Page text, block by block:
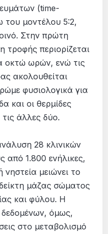
(time-
του μοντέλου 5:2,
Στην πρώτη
περιορίζεται
οκτώ ωρών, ενώ τις
ακολουθείται
φυσιολογικά για
και οι θερμίδες
άλλες δύο.
28 κλινικών
από 1.800 ενήλικες,
νηστεία μειώνει το
μάζας σώματος
και φύλου. Η
όμως,
στο μεταβολισμό